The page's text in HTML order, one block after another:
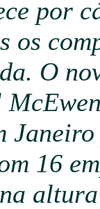
por
os
O
16